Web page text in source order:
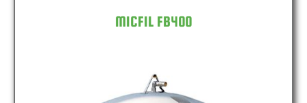
MICFIL FB400